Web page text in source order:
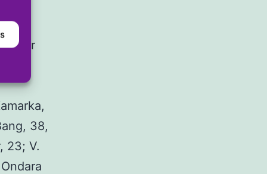
38,
23; V.